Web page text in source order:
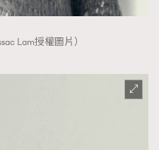
Lam授權圖片）